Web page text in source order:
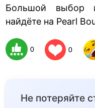
Большой выбор
найдёте на Pearl
0 0
Не потеряйте